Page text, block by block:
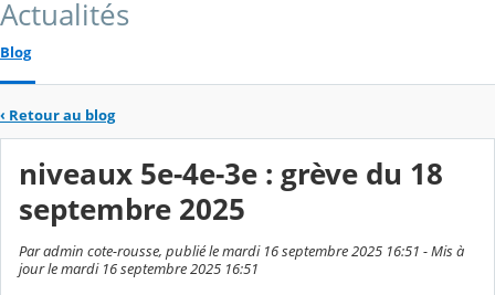
Actualités
Blog
‹ Retour au blog
niveaux 5e-4e-3e : grève du 18
septembre 2025
Par admin cote-rousse, publié le mardi 16 septembre 2025 16:51 - Mis à
jour le mardi 16 septembre 2025 16:51